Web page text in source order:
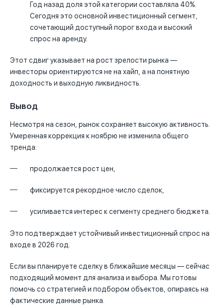
Год назад доля этой категории составляла 40%.
Сегодня это основной инвестиционный сегмент,
сочетающий доступный порог входа и высокий
спрос на аренду.
Этот сдвиг указывает на рост зрелости рынка —
инвесторы ориентируются не на хайп, а на понятную
доходность и выходную ликвидность.
Вывод
Несмотря на сезон, рынок сохраняет высокую активность.
Умеренная коррекция к ноябрю не изменила общего
тренда:
продолжается рост цен,
фиксируется рекордное число сделок,
усиливается интерес к сегменту среднего бюджета.
Это подтверждает устойчивый инвестиционный спрос на
входе в 2026 год.
Если вы планируете сделку в ближайшие месяцы — сейчас
подходящий момент для анализа и выбора. Мы готовы
помочь со стратегией и подбором объектов, опираясь на
фактические данные рынка.